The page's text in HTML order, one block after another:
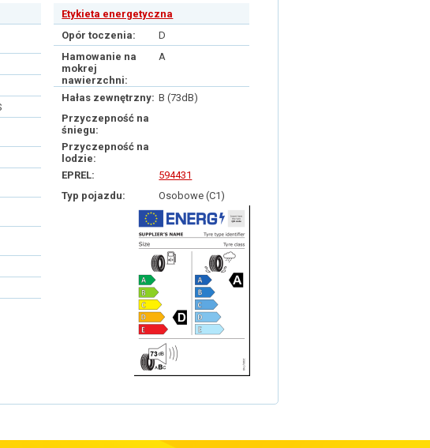
Etykieta energetyczna
Opór toczenia:
D
Hamowanie na
mokrej
nawierzchni:
A
Hałas zewnętrzny: B (73dB)
Przyczepność na
śniegu:
Przyczepność na
lodzie:
EPREL:
594431
Typ pojazdu:
Osobowe (C1)